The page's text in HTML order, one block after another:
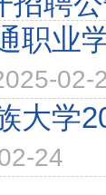
职业
02-
大学
24